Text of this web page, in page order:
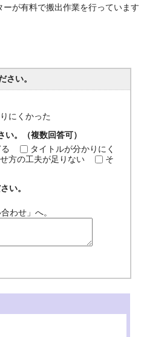
が有料で搬出作業を行っています
さい。
にくかった
。（複数回答可）
タイトルが分かりにく
方の工夫が足りない
そ
い。
わせ」へ。